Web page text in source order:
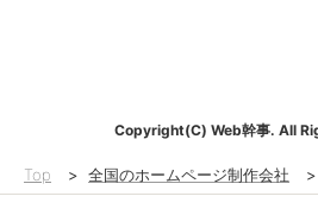
Copyright(C) Web幹事. All
Top > 全国のホームページ制作会社 >